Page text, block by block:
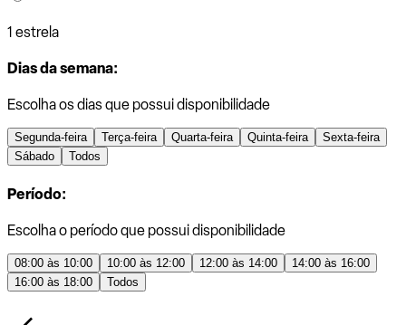
1 estrela
Dias da semana:
Escolha os dias que possui disponibilidade
Segunda-feira Terça-feira Quarta-feira Quinta-feira
Sexta-feira
Sábado
Todos
Período:
Escolha o período que possui disponibilidade
08:00 às 10:00 10:00 às 12:00 12:00 às 14:00
14:00 às 16:00
16:00 às 18:00
Todos